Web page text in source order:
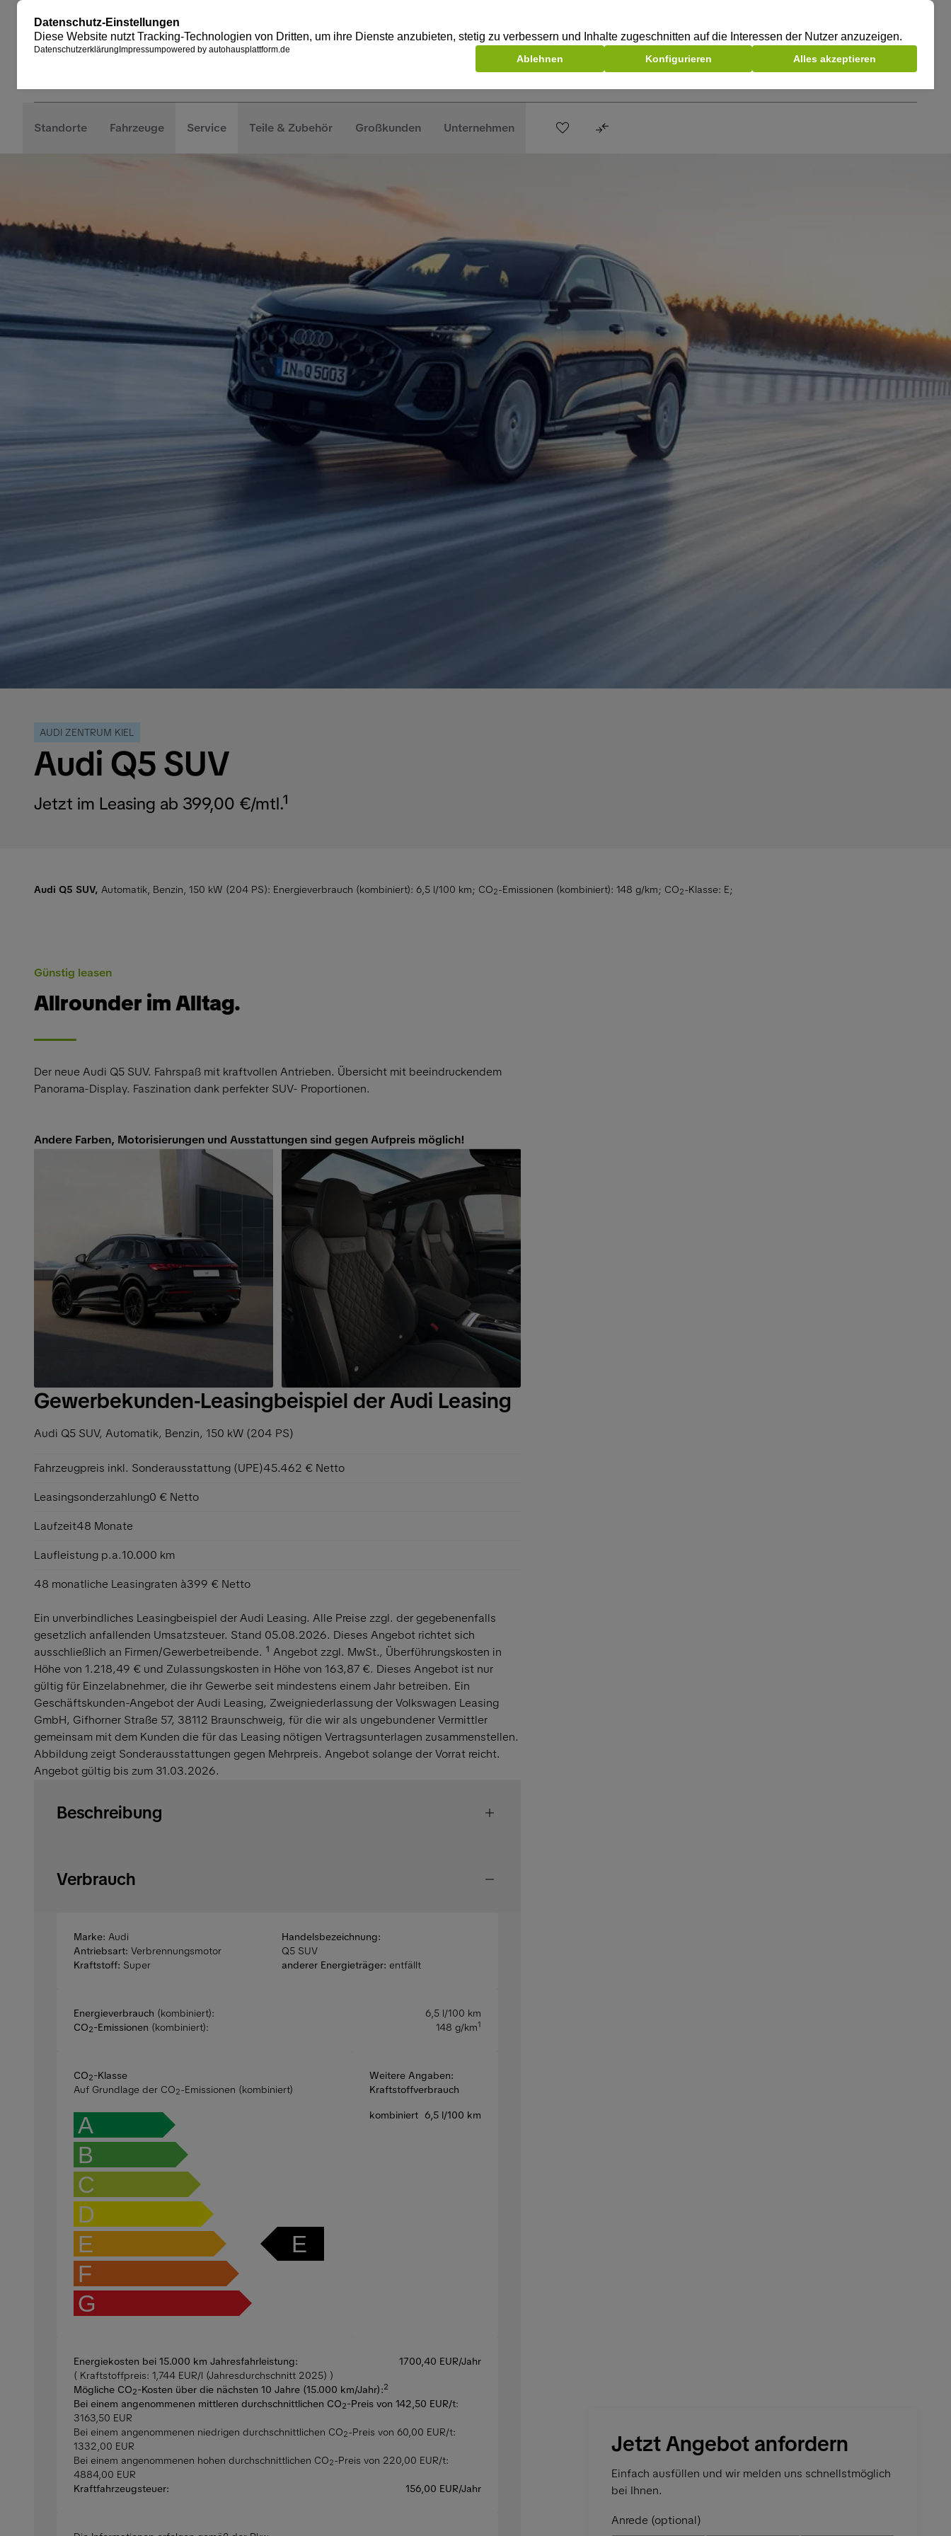
Standorte Fahrzeuge Service Teile & Zubehör Großkunden Unternehmen
AUDI ZENTRUM KIEL
Audi Q5 SUV
Jetzt im Leasing ab 399,00 €/mtl.¹
Audi Q5 SUV, Automatik, Benzin, 150 kW (204 PS): Energieverbrauch (kombiniert): 6,5 l/100 km; CO2-Emissionen (kombiniert): 148 g/km; CO2-Klasse: E;
Günstig leasen
Allrounder im Alltag.
Der neue Audi Q5 SUV. Fahrspaß mit kraftvollen Antrieben. Übersicht mit beeindruckendem
Panorama-Display. Faszination dank perfekter SUV- Proportionen.
Andere Farben, Motorisierungen und Ausstattungen sind gegen Aufpreis möglich!
Gewerbekunden-Leasingbeispiel der Audi Leasing
Audi Q5 SUV, Automatik, Benzin, 150 kW (204 PS)
Fahrzeugpreis inkl. Sonderausstattung (UPE)45.462 € Netto
Leasingsonderzahlung0 € Netto
Laufzeit48 Monate
Laufleistung p.a.10.000 km
48 monatliche Leasingraten à399 € Netto
Ein unverbindliches Leasingbeispiel der Audi Leasing. Alle Preise zzgl. der gegebenenfalls
gesetzlich anfallenden Umsatzsteuer. Stand 05.08.2026. Dieses Angebot richtet sich
ausschließlich an Firmen/Gewerbetreibende. ¹ Angebot zzgl. MwSt., Überführungskosten in
Höhe von 1.218,49 € und Zulassungskosten in Höhe von 163,87 €. Dieses Angebot ist nur
gültig für Einzelabnehmer, die ihr Gewerbe seit mindestens einem Jahr betreiben. Ein
Geschäftskunden-Angebot der Audi Leasing, Zweigniederlassung der Volkswagen Leasing
GmbH, Gifhorner Straße 57, 38112 Braunschweig, für die wir als ungebundener Vermittler
gemeinsam mit dem Kunden die für das Leasing nötigen Vertragsunterlagen zusammenstellen.
Abbildung zeigt Sonderausstattungen gegen Mehrpreis. Angebot solange der Vorrat reicht.
Angebot gültig bis zum 31.03.2026.
Beschreibung
Verbrauch
Marke: Audi
Antriebsart: Verbrennungsmotor
Kraftstoff: Super
Handelsbezeichnung:
Q5 SUV
anderer Energieträger: entfällt
Energieverbrauch (kombiniert):
6,5 l/100 km
CO2-Emissionen (kombiniert): 148 g/km1
CO2-Klasse
Auf Grundlage der CO2-Emissionen (kombiniert)
A
B
C
D
E
F
G
E
Weitere Angaben:
Kraftstoffverbrauch
kombiniert 6,5 l/100 km
Energiekosten bei 15.000 km Jahresfahrleistung:
1700,40 EUR/Jahr
( Kraftstoffpreis: 1,744 EUR/l (Jahresdurchschnitt 2025) )
Mögliche CO2-Kosten über die nächsten 10 Jahre (15.000 km/Jahr):2
Bei einem angenommenen mittleren durchschnittlichen CO2-Preis von 142,50 EUR/t:
3163,50 EUR
Bei einem angenommenen niedrigen durchschnittlichen CO2-Preis von 60,00 EUR/t:
1332,00 EUR
Bei einem angenommenen hohen durchschnittlichen CO2-Preis von 220,00 EUR/t:
4884,00 EUR
Kraftfahrzeugsteuer:
156,00 EUR/Jahr
Jetzt Angebot anfordern
Einfach ausfüllen und wir melden uns schnellstmöglich
bei Ihnen.
Anrede (optional)